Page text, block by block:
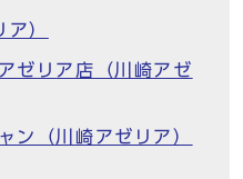
）
ゼリア店（川崎アゼ
ン（川崎アゼリア）